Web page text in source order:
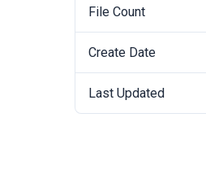
File Count
Create Date
Last Updated